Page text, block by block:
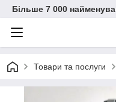
Більше 7 000
Товари та послуги